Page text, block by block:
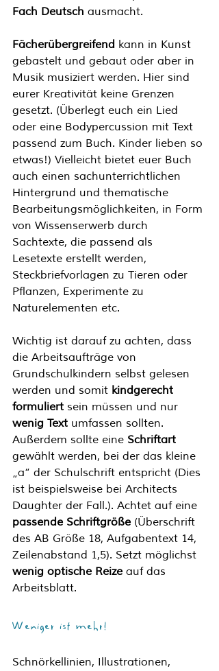
Fach Deutsch ausmacht.
Fächerübergreifend kann in Kunst
gebastelt und gebaut oder aber in
Musik musiziert werden. Hier sind
eurer Kreativität keine Grenzen
gesetzt. (Überlegt euch ein Lied
oder eine Bodypercussion mit Text
passend zum Buch. Kinder lieben so
etwas!) Vielleicht bietet euer Buch
auch einen sachunterrichtlichen
Hintergrund und thematische
Bearbeitungsmöglichkeiten, in Form
von Wissenserwerb durch
Sachtexte, die passend als
Lesetexte erstellt werden,
Steckbriefvorlagen zu Tieren oder
Pflanzen, Experimente zu
Naturelementen etc.
Wichtig ist darauf zu achten, dass
die Arbeitsaufträge von
Grundschulkindern selbst gelesen
werden und somit kindgerecht
formuliert sein müssen und nur
wenig Text umfassen sollten.
Außerdem sollte eine Schriftart
gewählt werden, bei der das kleine
„a“ der Schulschrift entspricht (Dies
ist beispielsweise bei Architects
Daughter der Fall.). Achtet auf eine
passende Schriftgröße (Überschrift
des AB Größe 18, Aufgabentext 14,
Zeilenabstand 1,5). Setzt möglichst
wenig optische Reize auf das
Arbeitsblatt.
Weniger ist mehr!
Schnörkellinien, Illustrationen,